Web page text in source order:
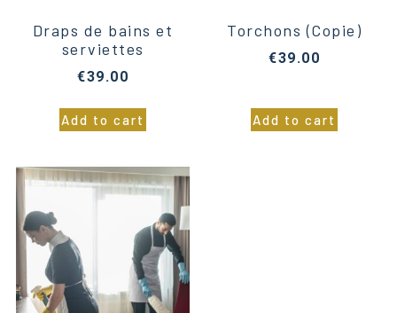
Draps de bains et
serviettes
€39.00
Add to cart
Torchons (Copie)
€39.00
Add to cart